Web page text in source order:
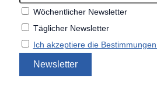
Wöchentlicher Newsletter
Täglicher Newsletter
Ich akzeptiere die